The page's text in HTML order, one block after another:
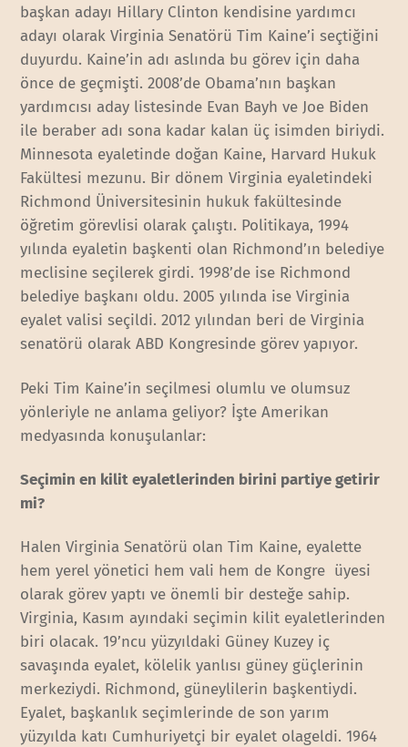
başkan adayı Hillary Clinton kendisine yardımcı
adayı olarak Virginia Senatörü Tim Kaine’i seçtiğini
duyurdu. Kaine’in adı aslında bu görev için daha
önce de geçmişti. 2008’de Obama’nın başkan
yardımcısı aday listesinde Evan Bayh ve Joe Biden
ile beraber adı sona kadar kalan üç isimden biriydi.
Minnesota eyaletinde doğan Kaine, Harvard Hukuk
Fakültesi mezunu. Bir dönem Virginia eyaletindeki
Richmond Üniversitesinin hukuk fakültesinde
öğretim görevlisi olarak çalıştı. Politikaya, 1994
yılında eyaletin başkenti olan Richmond’ın belediye
meclisine seçilerek girdi. 1998’de ise Richmond
belediye başkanı oldu. 2005 yılında ise Virginia
eyalet valisi seçildi. 2012 yılından beri de Virginia
senatörü olarak ABD Kongresinde görev yapıyor.
Peki Tim Kaine’in seçilmesi olumlu ve olumsuz
yönleriyle ne anlama geliyor? İşte Amerikan
medyasında konuşulanlar:
Seçimin en kilit eyaletlerinden birini partiye getirir
mi?
Halen Virginia Senatörü olan Tim Kaine, eyalette
hem yerel yönetici hem vali hem de Kongre üyesi
olarak görev yaptı ve önemli bir desteğe sahip.
Virginia, Kasım ayındaki seçimin kilit eyaletlerinden
biri olacak. 19’ncu yüzyıldaki Güney Kuzey iç
savaşında eyalet, kölelik yanlısı güney güçlerinin
merkeziydi. Richmond, güneylilerin başkentiydi.
Eyalet, başkanlık seçimlerinde de son yarım
yüzyılda katı Cumhuriyetçi bir eyalet olageldi. 1964